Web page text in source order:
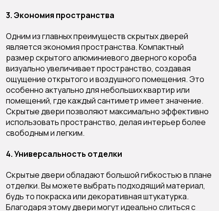
3. Экономия пространства
Одним из главных преимуществ скрытых дверей
является экономия пространства. Компактный
размер скрытого алюминиевого дверного короба
визуально увеличивает пространство, создавая
ощущение открытого и воздушного помещения. Это
особенно актуально для небольших квартир или
помещений, где каждый сантиметр имеет значение.
Скрытые двери позволяют максимально эффективно
использовать пространство, делая интерьер более
свободным и легким.
4. Универсальность отделки
Скрытые двери обладают большой гибкостью в плане
отделки. Вы можете выбрать подходящий материал,
будь то покраска или декоративная штукатурка.
Благодаря этому двери могут идеально слиться с